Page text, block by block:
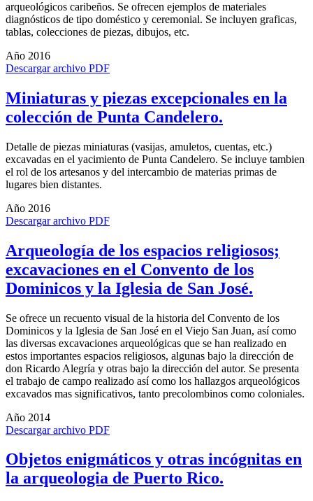
arqueológicos caribeños. Se ofrecen ejemplos de materiales
diagnósticos de tipo doméstico y ceremonial. Se incluyen graficas,
tablas, colecciones de piezas, dibujos, etc.
Año 2016
Descargar archivo PDF
Miniaturas y piezas excepcionales en la
colección de Punta Candelero.
Detalle de piezas miniaturas (vasijas, amuletos, cuentas, etc.)
excavadas en el yacimiento de Punta Candelero. Se incluye tambien
el rol de los artesanos y del intercambio de materias primas de
lugares bien distantes.
Año 2016
Descargar archivo PDF
Arqueología de los espacios religiosos;
excavaciones en el Convento de los
Dominicos y la Iglesia de San José.
Se ofrece un recuento visual de la historia del Convento de los
Dominicos y la Iglesia de San José en el Viejo San Juan, así como
las diversas excavaciones arqueológicas que se han realizado en
estos importantes espacios religiosos, algunas bajo la dirección de
don Ricardo Alegría y otras bajo la dirección del autor. Se presenta
el trabajo de campo realizado así como los hallazgos arqueológicos
excavados mas significativos, tanto precolombinos como coloniales.
Año 2014
Descargar archivo PDF
Objetos enigmáticos y otras incógnitas en
la arqueologia de Puerto Rico.